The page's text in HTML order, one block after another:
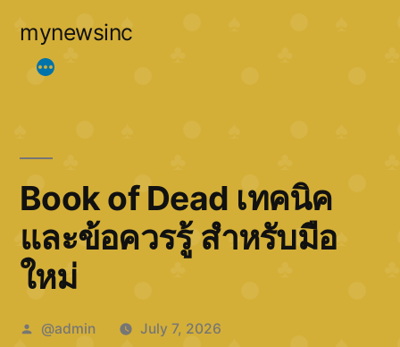
mynewsinc
Book of Dead เทคนิค
และข้อควรรู้ สำหรับมือ
ใหม่
Posted
@admin July 7, 2026